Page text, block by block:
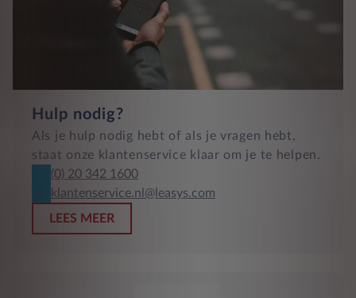
Hulp nodig?
Als je hulp nodig hebt of als je vragen hebt,
staat onze klantenservice klaar om je te helpen.
(0) 20 342 1600
klantenservice.nl@leasys.com
LEES MEER